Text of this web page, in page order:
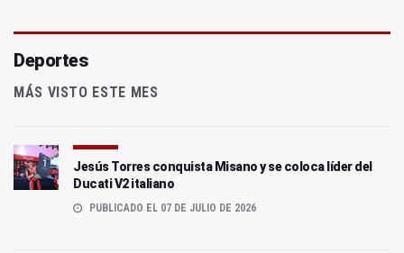
Deportes
MÁS VISTO ESTE MES
Jesús Torres conquista Misano y se coloca líder del
Ducati V2 italiano
PUBLICADO EL 07 DE JULIO DE 2026